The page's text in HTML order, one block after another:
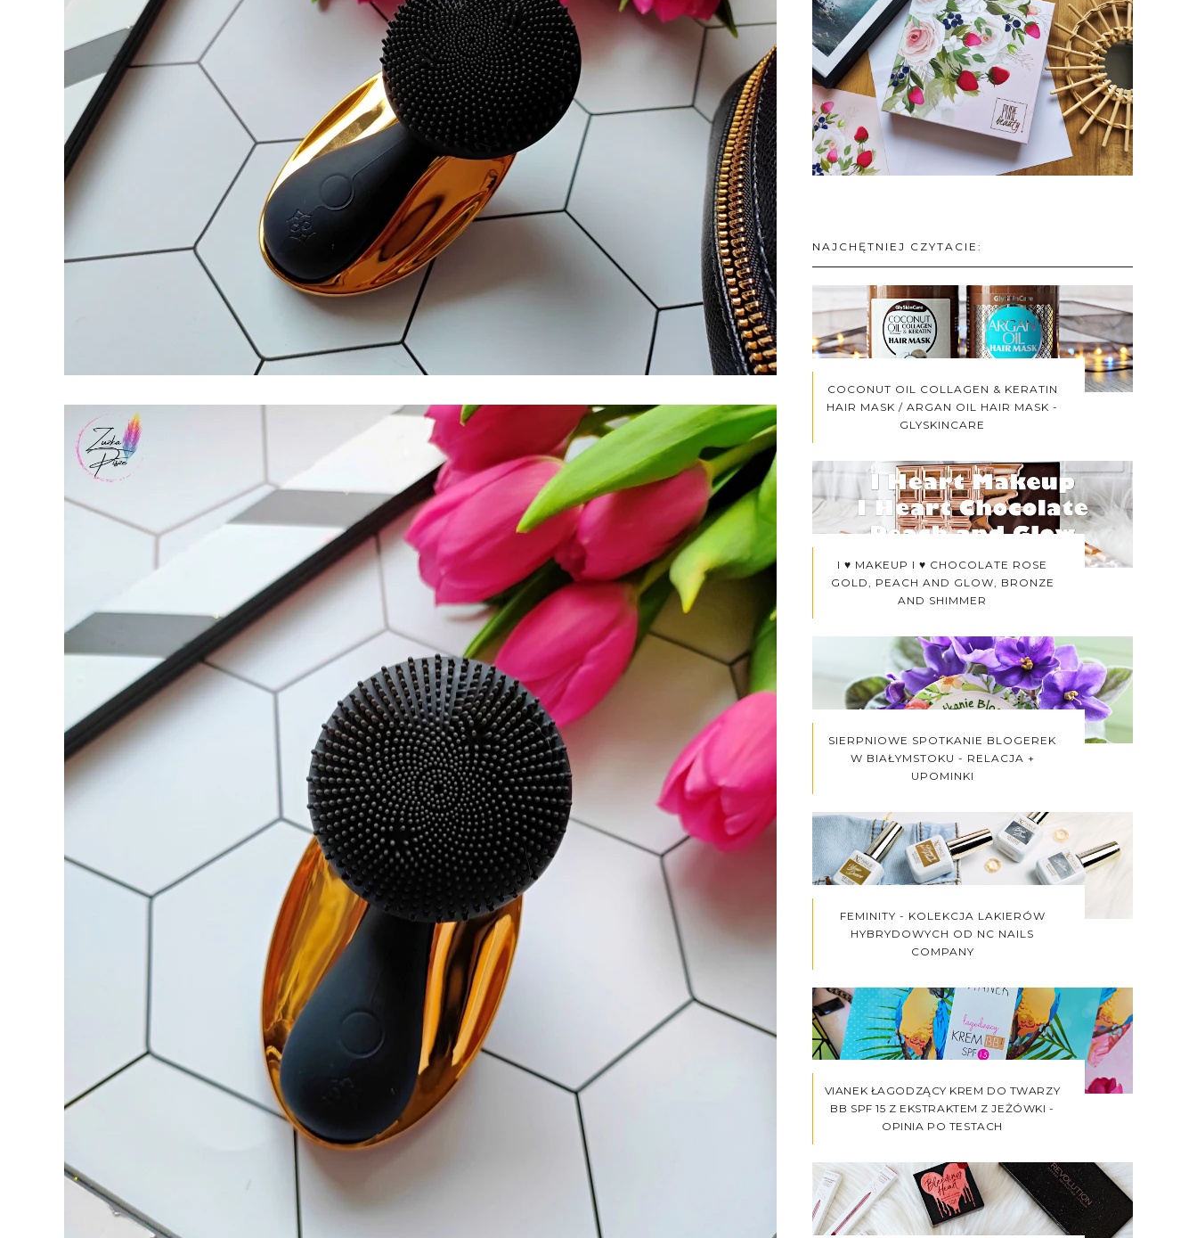
NAJCHĘTNIEJ CZYTACIE:
COCONUT OIL COLLAGEN & KERATIN
HAIR MASK / ARGAN OIL HAIR MASK -
GLYSKINCARE
I ♥ MAKEUP I ♥ CHOCOLATE ROSE
GOLD, PEACH AND GLOW, BRONZE
AND SHIMMER
SIERPNIOWE SPOTKANIE BLOGEREK
W BIAŁYMSTOKU - RELACJA +
UPOMINKI
FEMINITY - KOLEKCJA LAKIERÓW
HYBRYDOWYCH OD NC NAILS
COMPANY
VIANEK ŁAGODZĄCY KREM DO TWARZY
BB SPF 15 Z EKSTRAKTEM Z JEŻÓWKI -
OPINIA PO TESTACH